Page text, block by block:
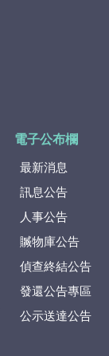
電子公布欄
最新消息
訊息公告
人事公告
贓物庫公告
偵查終結公告
發還公告專區
公示送達公告